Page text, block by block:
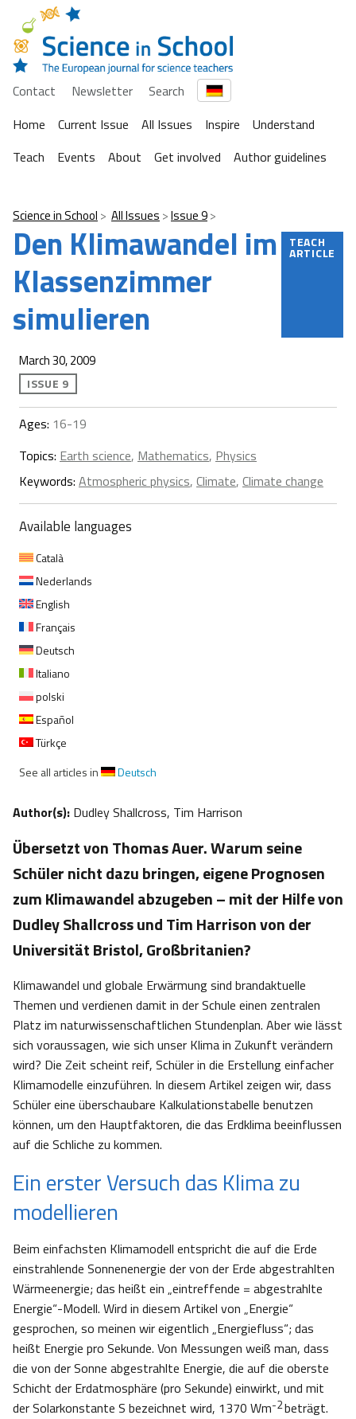
Contact Newsletter
Search
Home
Current Issue All Issues Inspire
Understand
Teach
Events About Get involved Author guidelines
Science in School All Issues Issue 9
Den Klimawandel im
Klassenzimmer
simulieren
TEACH
ARTICLE
March 30, 2009
ISSUE 9
Ages: 16-19
Topics: Earth science, Mathematics, Physics
Keywords: Atmospheric physics, Climate, Climate change
Available languages
Català
Nederlands
English
Français
Deutsch
Italiano
polski
Español
Türkçe
See all articles in
Deutsch
Author(s): Dudley Shallcross, Tim Harrison
Übersetzt von Thomas Auer. Warum seine
Schüler nicht dazu bringen, eigene Prognosen
zum Klimawandel abzugeben – mit der Hilfe von
Dudley Shallcross und Tim Harrison von der
Universität Bristol, Großbritanien?
Klimawandel und globale Erwärmung sind brandaktuelle
Themen und verdienen damit in der Schule einen zentralen
Platz im naturwissenschaftlichen Stundenplan. Aber wie lässt
sich voraussagen, wie sich unser Klima in Zukunft verändern
wird? Die Zeit scheint reif, Schüler in die Erstellung einfacher
Klimamodelle einzuführen. In diesem Artikel zeigen wir, dass
Schüler eine überschaubare Kalkulationstabelle benutzen
können, um den Hauptfaktoren, die das Erdklima beeinflussen
auf die Schliche zu kommen.
Ein erster Versuch das Klima zu
modellieren
Beim einfachsten Klimamodell entspricht die auf die Erde
einstrahlende Sonnenenergie der von der Erde abgestrahlten
Wärmeenergie; das heißt ein „eintreffende = abgestrahlte
Energie“-Modell. Wird in diesem Artikel von „Energie“
gesprochen, so meinen wir eigentlich „Energiefluss“; das
heißt Energie pro Sekunde. Von Messungen weiß man, dass
die von der Sonne abgestrahlte Energie, die auf die oberste
Schicht der Erdatmosphäre (pro Sekunde) einwirkt, und mit
der Solarkonstante S bezeichnet wird, 1370 Wm-2beträgt.